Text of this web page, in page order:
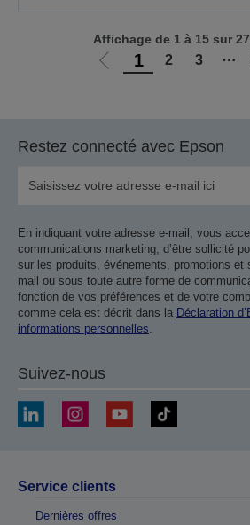
Aller
précédente
1 2 3 ⋯
Affichage de 1 à 15 sur
Restez connecté avec Epson
En indiquant votre adresse e-mail, vous
communications marketing, d’être sollicité
sur les produits, événements, promotions et
mail ou sous toute autre forme de
fonction de vos préférences et de votre
comme cela est décrit dans la Déclaration
informations personnelles.
Suivez-nous
Service clients
Dernières offres